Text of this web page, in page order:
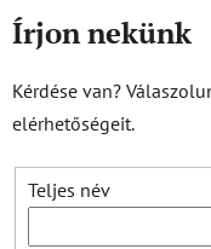
Írjon nekünk
Kérdése van?
elérhetőségeit.
Teljes név